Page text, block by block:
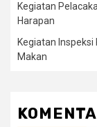
Kegiatan
Harapan
Kegiatan
Makan